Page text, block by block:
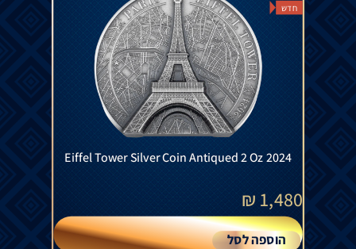
חדש
Eiffel Tower Silver Coin Antiqued 2 Oz 2024
1,480
₪
הוספה לסל